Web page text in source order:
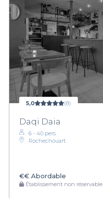
5,0 (8)
Daqi Daia
6 - 40 pers.
Rochechouart
€€ Abordable
Établissement non réservable